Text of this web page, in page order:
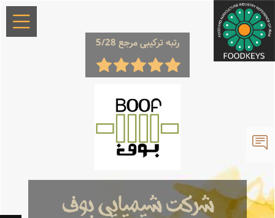
رتبه ترکیبی مرجع 5/28
شرکت شیمیایی بوف
×
معرفی
لیست
محصولات